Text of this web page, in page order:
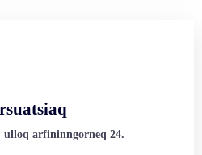
ulloq arfininngorneq 24.